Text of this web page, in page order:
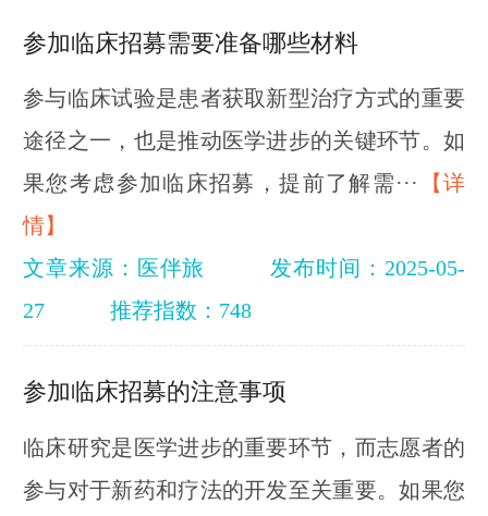
参加临床招募需要准备哪些材料
参与临床试验是患者获取新型治疗方式的重要
途径之一，也是推动医学进步的关键环节。如
果您考虑参加临床招募，提前了解需···
【详
情】
文章来源：医伴旅
发布时间：2025-05-
27
推荐指数：748
参加临床招募的注意事项
临床研究是医学进步的重要环节，而志愿者的
参与对于新药和疗法的开发至关重要。如果您